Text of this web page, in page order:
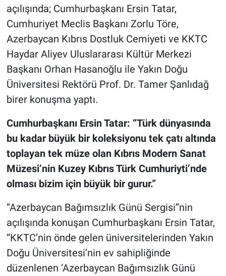
açılışında; Cumhurbaşkanı Ersin Tatar,
Cumhuriyet Meclis Başkanı Zorlu Töre,
Azerbaycan Kıbrıs Dostluk Cemiyeti ve KKTC
Haydar Aliyev Uluslararası Kültür Merkezi
Başkanı Orhan Hasanoğlu ile Yakın Doğu
Üniversitesi Rektörü Prof. Dr. Tamer Şanlıdağ
birer konuşma yaptı.
Cumhurbaşkanı Ersin Tatar: “Türk dünyasında
bu kadar büyük bir koleksiyonu tek çatı altında
toplayan tek müze olan Kıbrıs Modern Sanat
Müzesi’nin Kuzey Kıbrıs Türk Cumhuriyti’nde
olması bizim için büyük bir gurur.”
“Azerbaycan Bağımsızlık Günü Sergisi”nin
açılışında konuşan Cumhurbaşkanı Ersin Tatar,
“KKTC’nin önde gelen üniversitelerinden Yakın
Doğu Üniversitesi’nin ev sahipliğinde
düzenlenen ‘Azerbaycan Bağımsızlık Günü